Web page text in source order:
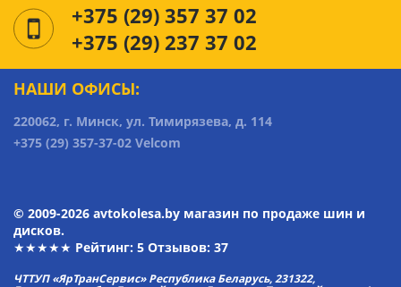
+375 (29) 357 37 02
+375 (29) 237 37 02
НАШИ ОФИСЫ:
220062, г. Минск, ул. Тимирязева, д. 114
+375 (29) 357-37-02 Velcom
© 2009-2026 avtokolesa.by магазин по продаже шин и
дисков.
★★★★★ Рейтинг: 5 Отзывов: 37
ЧТТУП «ЯрТранСервис» Республика Беларусь, 231322,